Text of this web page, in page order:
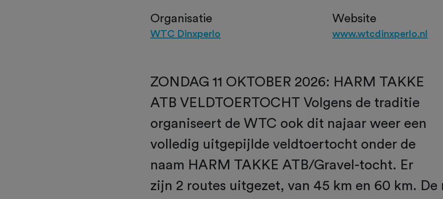
Organisatie
WTC Dinxperlo
Website
www.wtcdinxperlo.nl
ZONDAG 11 OKTOBER 2026: HARM TAKKE
ATB VELDTOERTOCHT Volgens de traditie
organiseert de WTC ook dit najaar weer een
volledig uitgepijlde veldtoertocht onder de
naam HARM TAKKE ATB/Gravel-tocht. Er
zijn 2 routes uitgezet, van 45 km en 60 km. De